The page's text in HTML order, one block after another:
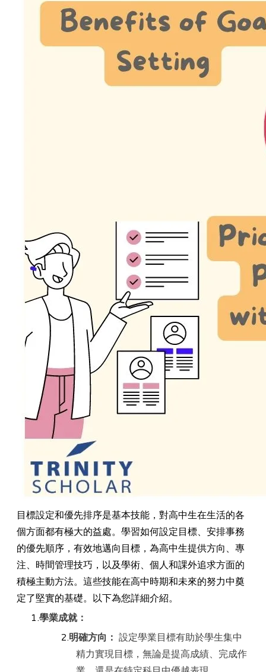
目標設定和優先排序是基本技能，對高中生在生活的各
個方面都有極大的益處。學習如何設定目標、安排事務
的優先順序，有效地邁向目標，為高中生提供方向、專
注、時間管理技巧，以及學術、個人和課外追求方面的
積極主動方法。這些技能在高中時期和未來的努力中奠
定了堅實的基礎。以下為您詳細介紹。
學業成就：
明確方向： 設定學業目標有助於學生集中
精力實現目標，無論是提高成績、完成作